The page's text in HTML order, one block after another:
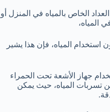
الخاص بالمياه في المنزل أو
المياه،
استخدام المياه، فإن هذا يشير
جهاز الأشعة تحت الحمراء
المياه، حيث يمكن